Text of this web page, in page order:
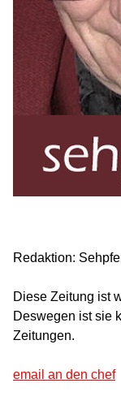
Redaktion:
Diese Zeitung ist
Deswegen ist sie
Zeitungen.
email an den chef